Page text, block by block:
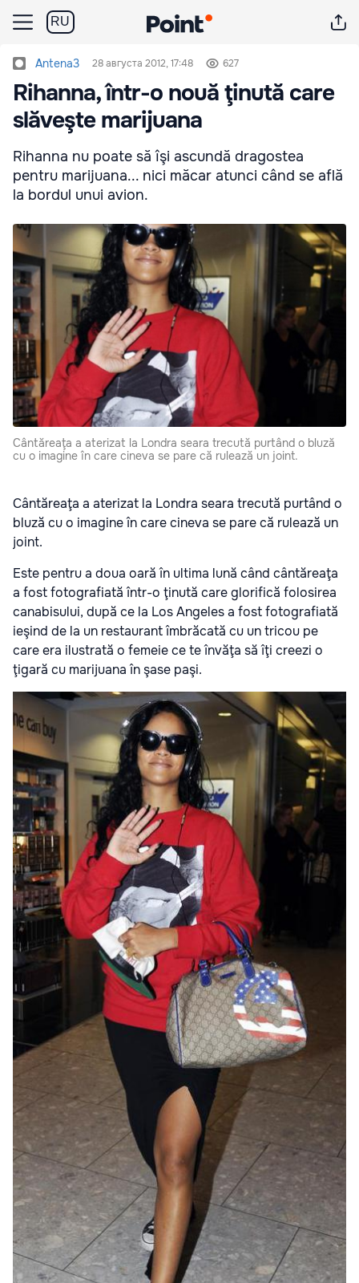
RU
Antena3 28 августа 2012, 17:48 627
Rihanna, într-o nouă ţinută care
slăveşte marijuana
Rihanna nu poate să îşi ascundă dragostea
pentru marijuana... nici măcar atunci când se află
la bordul unui avion.
Cântăreaţa a aterizat la Londra seara trecută purtând o bluză
cu o imagine în care cineva se pare că rulează un joint.
Cântăreaţa a aterizat la Londra seara trecută purtând o
bluză cu o imagine în care cineva se pare că rulează un
joint.
Este pentru a doua oară în ultima lună când cântăreaţa
a fost fotografiată într-o ţinută care glorifică folosirea
canabisului, după ce la Los Angeles a fost fotografiată
ieşind de la un restaurant îmbrăcată cu un tricou pe
care era ilustrată o femeie ce te învăţa să îţi creezi o
ţigară cu marijuana în şase paşi.